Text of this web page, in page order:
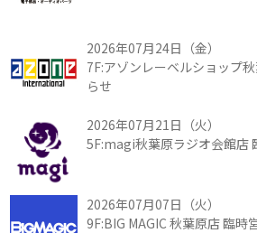
2026年07月24日（金）
7F:アゾンレーベルショップ
らせ
2026年07月21日（火）
5F:magi秋葉原ラジオ会館店
2026年07月07日（火）
9F:BIG MAGIC 秋葉原店 臨時